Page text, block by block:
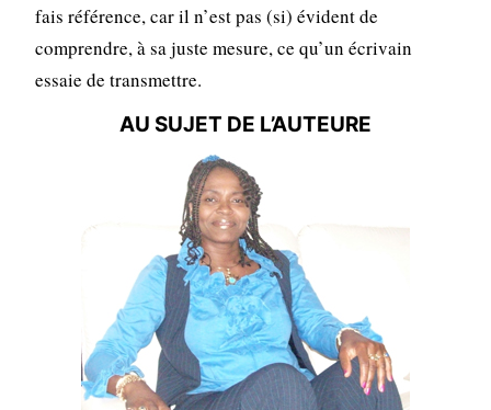
fais référence, car il n’est pas (si) évident de
comprendre, à sa juste mesure, ce qu’un écrivain
essaie de transmettre.
AU SUJET DE L’AUTEURE